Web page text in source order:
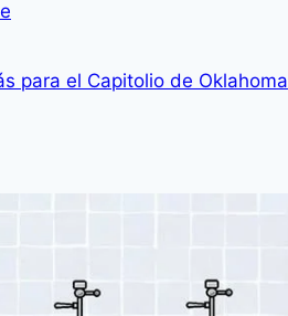
para el Capitolio de Oklahoma